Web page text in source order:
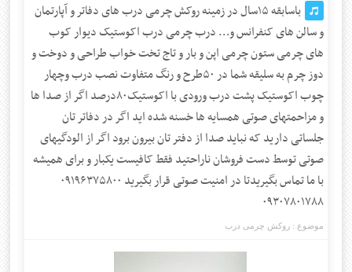
باسابقه ۱۵سال در زمینه روکش چرمی درب های دفاتر و آپارتمان
و سالن های کنفرانس و… درب چرمی درب اکوستیک دیوار کوب
های چرمی ستون چرمی اپن و بار و تاج تخت خواب طراحی و دوخت و
دوز چرم به سلیقه شما در ۵۰طرح و رنگ متفاوت نصب درب وچهار
چوب اکوستیک پشت درب ورودی با اکوستیک۸۰درصد اگر از صدا ها
و مزاحمتهای صوتی همسایه ها خسنه شده اید اگر در دفاتر تان
جلساتی دارید که نباید صدا از دفتر تان بیرون برود اگر از الودگیهای
صوتی توسط دست فروشان ناراحتید فقط کافیست یکبار و برای همیشه
با ما تماس بگیریدتا در امنیت صوتی قرار بگیرید ۰۹۱۹۶۳۷۵۸۰۰
۰۹۳۰۷۸۰۱۷۸۸
موضوع :روکش چرمی درب